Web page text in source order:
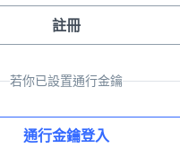
註冊
若你已設置通行金鑰
通行金鑰登入